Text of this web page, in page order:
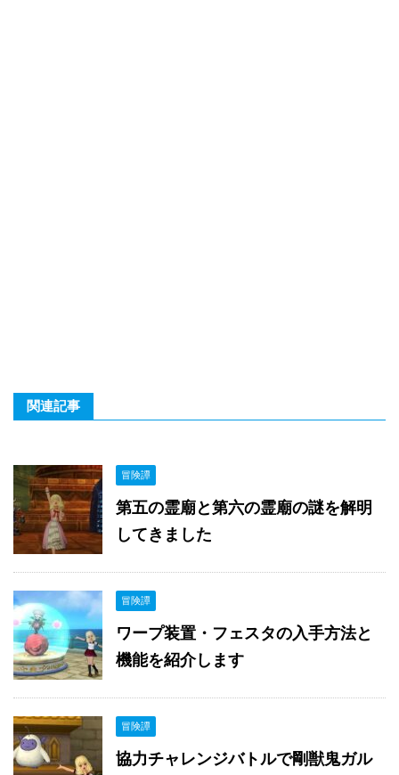
関連記事
冒険譚
第五の霊廟と第六の霊廟の謎を解明
してきました
冒険譚
ワープ装置・フェスタの入手方法と
機能を紹介します
冒険譚
協力チャレンジバトルで剛獣鬼ガル